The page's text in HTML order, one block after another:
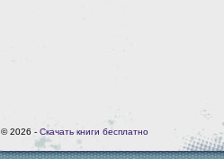
© 2026 - Скачать книги бесплатно